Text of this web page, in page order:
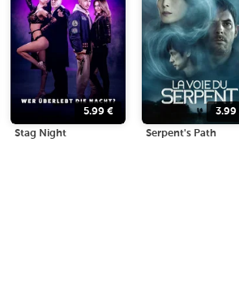
5.99 €
Stag Night
3.99
Serpent's Path